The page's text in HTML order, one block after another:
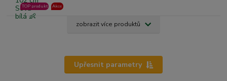
TOP produkt Akce
zobrazit více produktů
Upřesnit parametry